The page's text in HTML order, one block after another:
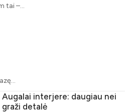
tai –…
Augalai interjere: daugiau nei
graži detalė